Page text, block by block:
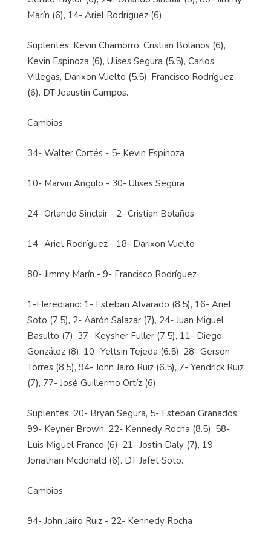
Marín (6), 14- Ariel Rodríguez (6).
Suplentes: Kevin Chamorro, Cristian Bolaños (6),
Kevin Espinoza (6), Ulises Segura (5.5), Carlos
Villegas, Darixon Vuelto (5.5), Francisco Rodríguez
(6). DT Jeaustin Campos.
Cambios
34- Walter Cortés - 5- Kevin Espinoza
10- Marvin Angulo - 30- Ulises Segura
24- Orlando Sinclair - 2- Cristian Bolaños
14- Ariel Rodríguez - 18- Darixon Vuelto
80- Jimmy Marín - 9- Francisco Rodríguez
1-Herediano: 1- Esteban Alvarado (8.5), 16- Ariel
Soto (7.5), 2- Aarón Salazar (7), 24- Juan Miguel
Basulto (7), 37- Keysher Fuller (7.5), 11- Diego
González (8), 10- Yeltsin Tejeda (6.5), 28- Gerson
Torres (8.5), 94- John Jairo Ruiz (6.5), 7- Yendrick Ruiz
(7), 77- José Guillermo Ortíz (6).
Suplentes: 20- Bryan Segura, 5- Esteban Granados,
99- Keyner Brown, 22- Kennedy Rocha (8.5), 58-
Luis Miguel Franco (6), 21- Jostin Daly (7), 19-
Jonathan Mcdonald (6). DT Jafet Soto.
Cambios
94- John Jairo Ruiz - 22- Kennedy Rocha